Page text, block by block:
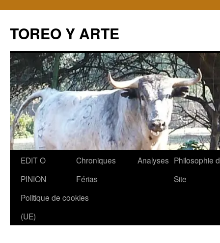
TOREO Y ARTE
Aller
contenu
EDIT O
PINION
Chroniques
Férias
Analyses Philosophie
Site
Politique de cookies
(UE)